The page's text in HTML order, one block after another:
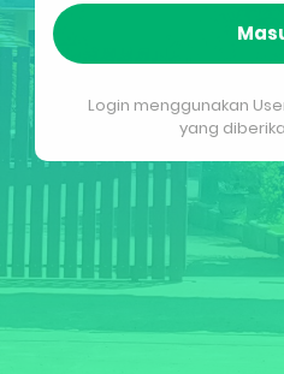
Login menggunakan
yang